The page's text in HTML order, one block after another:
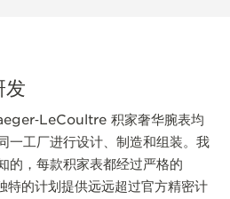
发
积家奢华腕表均
一工厂进行设计、制造和组装。我
的，每款积家表都经过严格的
的计划提供远远超过官方精密计